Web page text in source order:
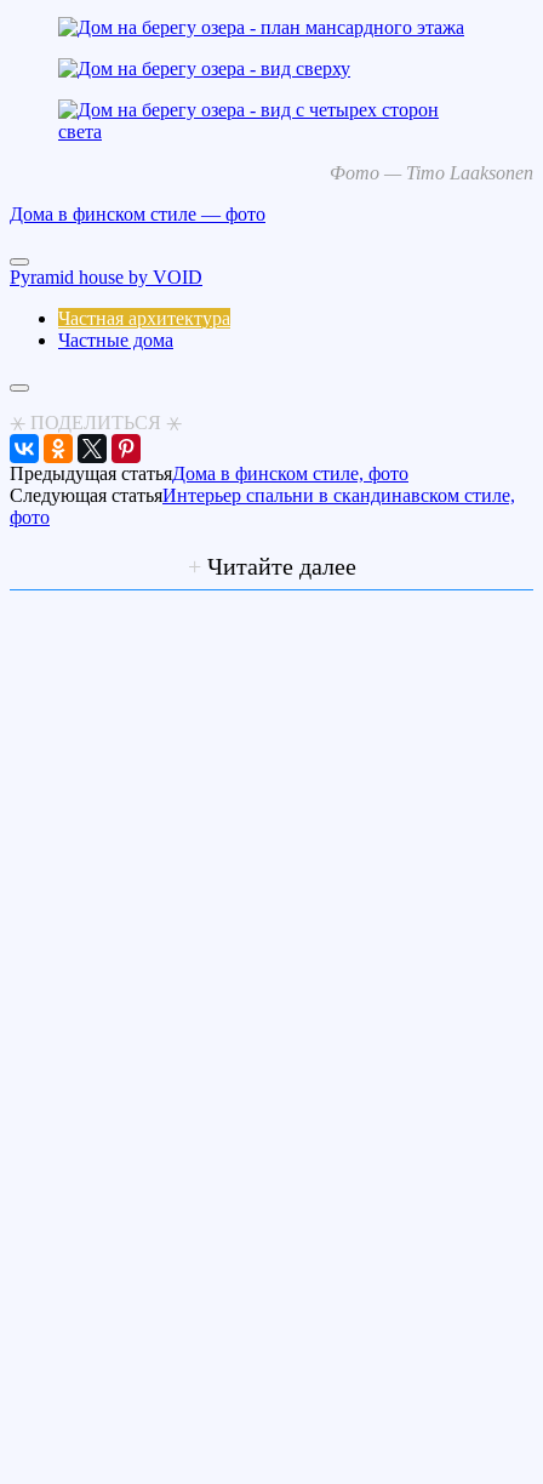
Фото — Timo Laaksonen
Дома в финском стиле — фото
Pyramid house by VOID
Частная архитектура
Частные дома
⚹ ПОДЕЛИТЬСЯ ⚹
Предыдущая статьяДома в финском стиле, фото
Следующая статьяИнтерьер спальни в скандинавском стиле,
фото
+ Читайте далее